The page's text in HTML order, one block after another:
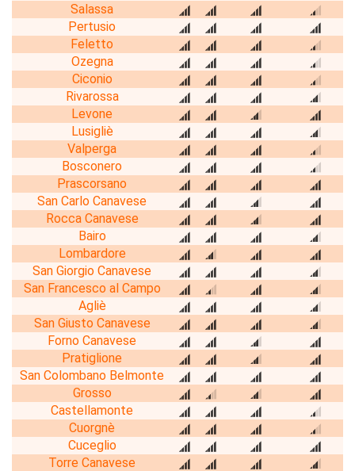
Salassa
Pertusio
Feletto
Ozegna
Ciconio
Rivarossa
Levone
Lusigliè
Valperga
Bosconero
Prascorsano
San Carlo Canavese
Rocca Canavese
Bairo
Lombardore
San Giorgio Canavese
San Francesco al Campo
Agliè
San Giusto Canavese
Forno Canavese
Pratiglione
San Colombano Belmonte
Grosso
Castellamonte
Cuorgnè
Cuceglio
Torre Canavese